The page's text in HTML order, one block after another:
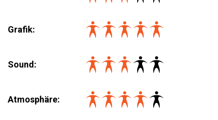
Grafik:
Sound:
Atmosphäre: